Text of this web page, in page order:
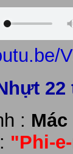
22
: Mác
"Phi-